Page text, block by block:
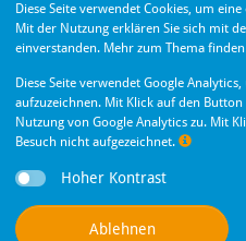
GmbH ist eine Tochter­gesellschaft der
am Rhein.
Diese Seite verwendet Cookies, um
Mit der Nutzung erklären Sie sich mit
einverstanden. Mehr zum Thema
Diese Seite verwendet Google
aufzuzeichnen. Mit Klick auf den Button
Nutzung von Google Analytics zu. Mit
Besuch nicht aufgezeichnet.
Hoher Kontrast
Ablehnen
Wir nutzen Langdock zur
Chatbots erklären Sie sich mit der
Dieser Chatbot basiert auf Künstlicher
können Fehler enthalten. Weitere